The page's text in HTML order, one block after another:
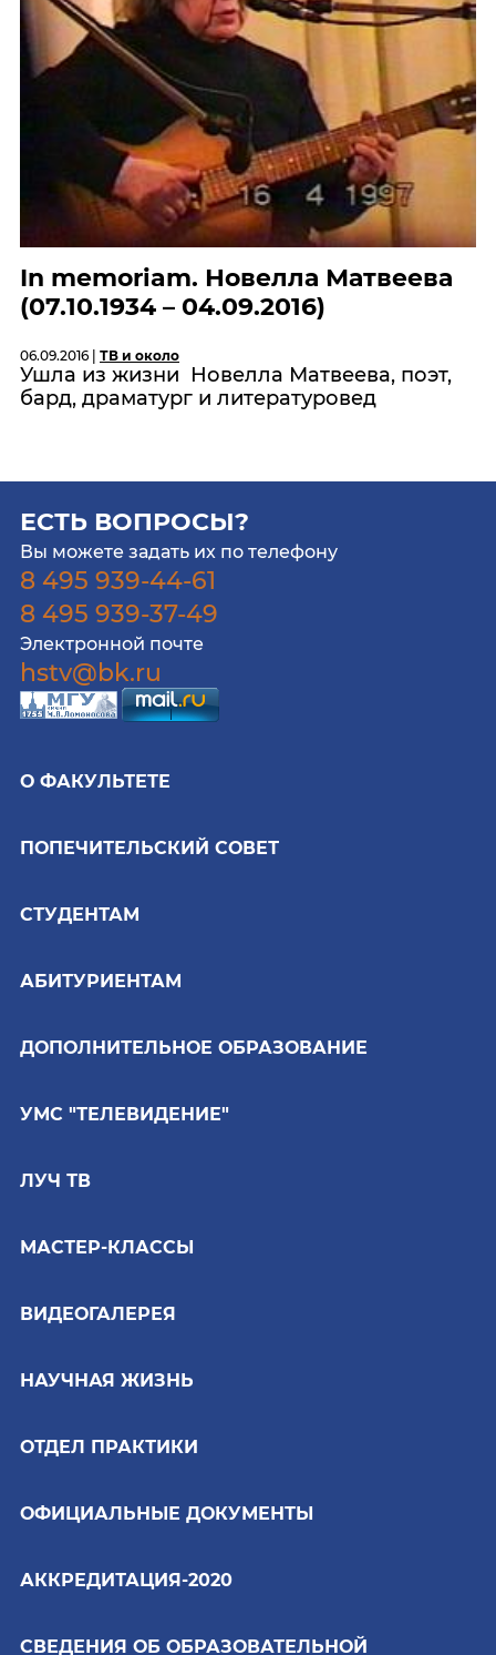
In memoriam. Новелла Матвеева
(07.10.1934 – 04.09.2016)
06.09.2016 | ТВ и около
Ушла из жизни Новелла Матвеева, поэт,
бард, драматург и литературовед
ЕСТЬ ВОПРОСЫ?
Вы можете задать их по телефону
8 495 939-44-61
8 495 939-37-49
Электронной почте
hstv@bk.ru
О ФАКУЛЬТЕТЕ
ПОПЕЧИТЕЛЬСКИЙ СОВЕТ
СТУДЕНТАМ
АБИТУРИЕНТАМ
ДОПОЛНИТЕЛЬНОЕ ОБРАЗОВАНИЕ
УМС "ТЕЛЕВИДЕНИЕ"
ЛУЧ ТВ
МАСТЕР-КЛАССЫ
ВИДЕОГАЛЕРЕЯ
НАУЧНАЯ ЖИЗНЬ
ОТДЕЛ ПРАКТИКИ
ОФИЦИАЛЬНЫЕ ДОКУМЕНТЫ
АККРЕДИТАЦИЯ-2020
СВЕДЕНИЯ ОБ ОБРАЗОВАТЕЛЬНОЙ